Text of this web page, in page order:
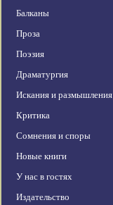
Балканы
Проза
Поэзия
Драматургия
Искания и размышления
Критика
Сомнения и споры
Новые книги
У нас в гостях
Издательство